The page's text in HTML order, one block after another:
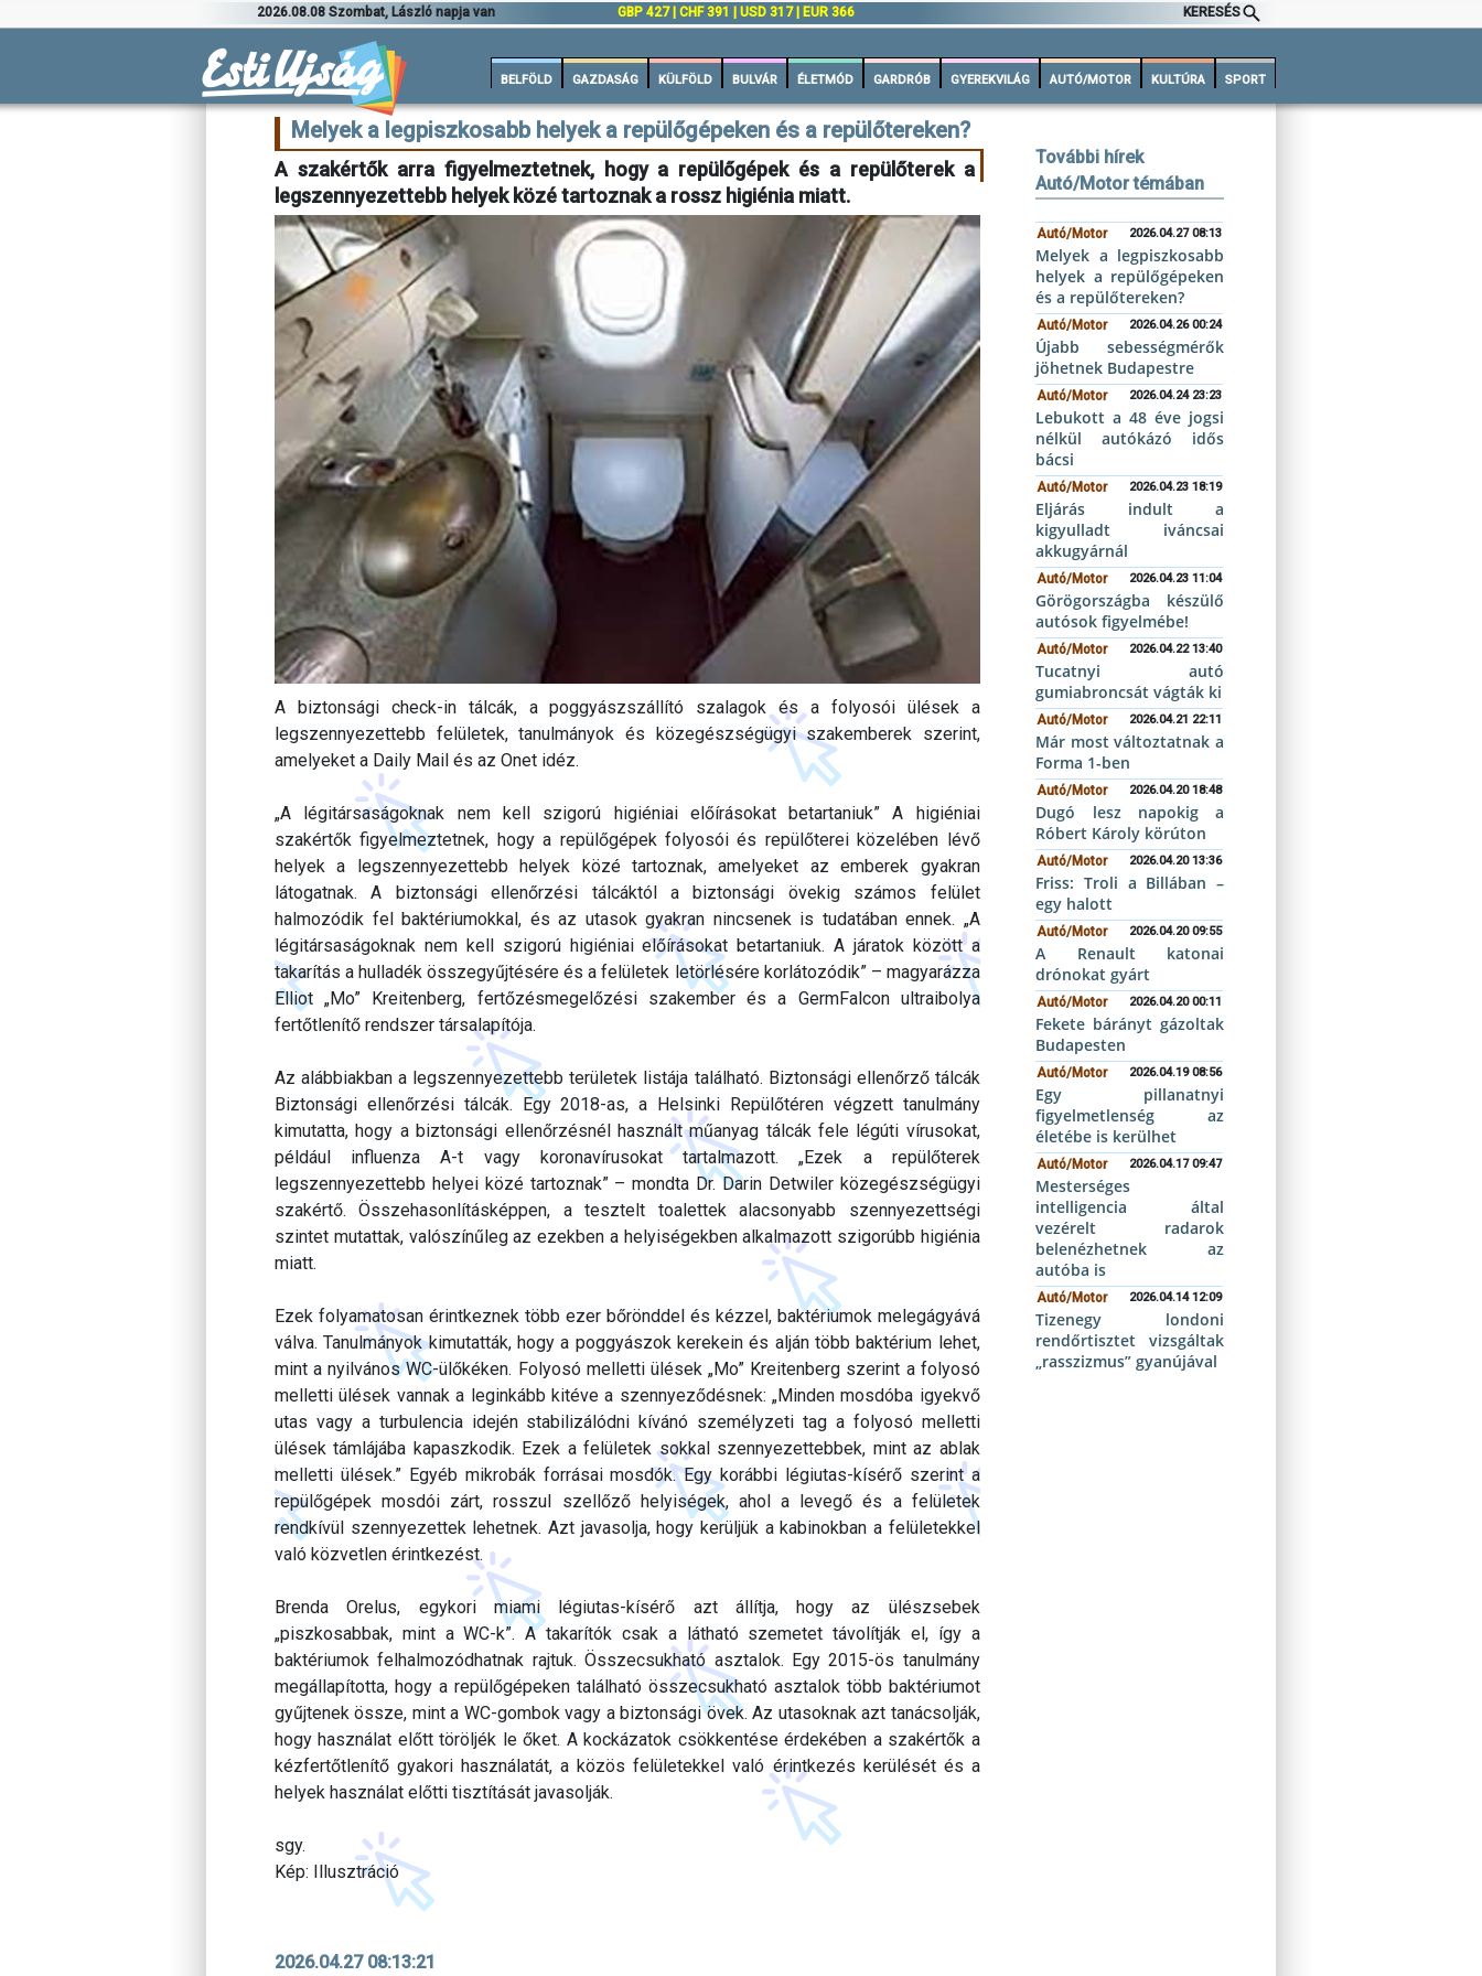
2026.08.08 Szombat, László napja van GBP 427 | CHF 391 | USD 317 | EUR 366 KERESÉS
BELFÖLD GAZDASÁG KÜLFÖLD BULVÁR ÉLETMÓD GARDRÓB GYEREKVILÁG AUTÓ/MOTOR KULTÚRA SPORT
Melyek a legpiszkosabb helyek a repülőgépeken és a repülőtereken?
A szakértők arra figyelmeztetnek, hogy a repülőgépek és a repülőterek a
legszennyezettebb helyek közé tartoznak a rossz higiénia miatt.
A biztonsági check-in tálcák, a poggyászszállító szalagok és a folyosói ülések a
legszennyezettebb felületek, tanulmányok és közegészségügyi szakemberek szerint,
amelyeket a Daily Mail és az Onet idéz.
„A légitársaságoknak nem kell szigorú higiéniai előírásokat betartaniuk” A higiéniai
szakértők figyelmeztetnek, hogy a repülőgépek folyosói és repülőterei közelében lévő
helyek a legszennyezettebb helyek közé tartoznak, amelyeket az emberek gyakran
látogatnak. A biztonsági ellenőrzési tálcáktól a biztonsági övekig számos felület
halmozódik fel baktériumokkal, és az utasok gyakran nincsenek is tudatában ennek. „A
légitársaságoknak nem kell szigorú higiéniai előírásokat betartaniuk. A járatok között a
takarítás a hulladék összegyűjtésére és a felületek letörlésére korlátozódik” – magyarázza
Elliot „Mo” Kreitenberg, fertőzésmegelőzési szakember és a GermFalcon ultraibolya
fertőtlenítő rendszer társalapítója.
Az alábbiakban a legszennyezettebb területek listája található. Biztonsági ellenőrző tálcák
Biztonsági ellenőrzési tálcák. Egy 2018-as, a Helsinki Repülőtéren végzett tanulmány
kimutatta, hogy a biztonsági ellenőrzésnél használt műanyag tálcák fele légúti vírusokat,
például influenza A-t vagy koronavírusokat tartalmazott. „Ezek a repülőterek
legszennyezettebb helyei közé tartoznak” – mondta Dr. Darin Detwiler közegészségügyi
szakértő. Összehasonlításképpen, a tesztelt toalettek alacsonyabb szennyezettségi
szintet mutattak, valószínűleg az ezekben a helyiségekben alkalmazott szigorúbb higiénia
miatt.
Ezek folyamatosan érintkeznek több ezer bőrönddel és kézzel, baktériumok melegágyává
válva. Tanulmányok kimutatták, hogy a poggyászok kerekein és alján több baktérium lehet,
mint a nyilvános WC-ülőkéken. Folyosó melletti ülések „Mo” Kreitenberg szerint a folyosó
melletti ülések vannak a leginkább kitéve a szennyeződésnek: „Minden mosdóba igyekvő
utas vagy a turbulencia idején stabilizálódni kívánó személyzeti tag a folyosó melletti
ülések támlájába kapaszkodik. Ezek a felületek sokkal szennyezettebbek, mint az ablak
melletti ülések.” Egyéb mikrobák forrásai mosdók. Egy korábbi légiutas-kísérő szerint a
repülőgépek mosdói zárt, rosszul szellőző helyiségek, ahol a levegő és a felületek
rendkívül szennyezettek lehetnek. Azt javasolja, hogy kerüljük a kabinokban a felületekkel
való közvetlen érintkezést.
Brenda Orelus, egykori miami légiutas-kísérő azt állítja, hogy az ülészsebek
„piszkosabbak, mint a WC-k”. A takarítók csak a látható szemetet távolítják el, így a
baktériumok felhalmozódhatnak rajtuk. Összecsukható asztalok. Egy 2015-ös tanulmány
megállapította, hogy a repülőgépeken található összecsukható asztalok több baktériumot
gyűjtenek össze, mint a WC-gombok vagy a biztonsági övek. Az utasoknak azt tanácsolják,
hogy használat előtt töröljék le őket. A kockázatok csökkentése érdekében a szakértők a
kézfertőtlenítő gyakori használatát, a közös felületekkel való érintkezés kerülését és a
helyek használat előtti tisztítását javasolják.
sgy.
Kép: Illusztráció
2026.04.27 08:13:21
További hírek
Autó/Motor témában
Autó/Motor 2026.04.27 08:13
Melyek a legpiszkosabb
helyek a repülőgépeken
és a repülőtereken?
Autó/Motor 2026.04.26 00:24
Újabb sebességmérők
jöhetnek Budapestre
Autó/Motor 2026.04.24 23:23
Lebukott a 48 éve jogsi
nélkül autókázó idős
bácsi
Autó/Motor 2026.04.23 18:19
Eljárás indult a
kigyulladt iváncsai
akkugyárnál
Autó/Motor 2026.04.23 11:04
Görögországba készülő
autósok figyelmébe!
Autó/Motor 2026.04.22 13:40
Tucatnyi autó
gumiabroncsát vágták ki
Autó/Motor 2026.04.21 22:11
Már most változtatnak a
Forma 1-ben
Autó/Motor 2026.04.20 18:48
Dugó lesz napokig a
Róbert Károly körúton
Autó/Motor 2026.04.20 13:36
Friss: Troli a Billában –
egy halott
Autó/Motor 2026.04.20 09:55
A Renault katonai
drónokat gyárt
Autó/Motor 2026.04.20 00:11
Fekete bárányt gázoltak
Budapesten
Autó/Motor 2026.04.19 08:56
Egy pillanatnyi
figyelmetlenség az
életébe is kerülhet
Autó/Motor 2026.04.17 09:47
Mesterséges
intelligencia által
vezérelt radarok
belenézhetnek az
autóba is
Autó/Motor 2026.04.14 12:09
Tizenegy londoni
rendőrtisztet vizsgáltak
„rasszizmus” gyanújával